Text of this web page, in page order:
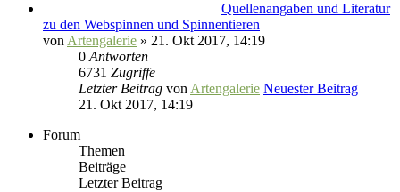
Quellenangaben und Literatur
zu den Webspinnen und Spinnentieren
von Artengalerie » 21. Okt 2017, 14:19
0 Antworten
6731 Zugriffe
Letzter Beitrag von Artengalerie Neuester Beitrag
21. Okt 2017, 14:19
Forum
Themen
Beiträge
Letzter Beitrag